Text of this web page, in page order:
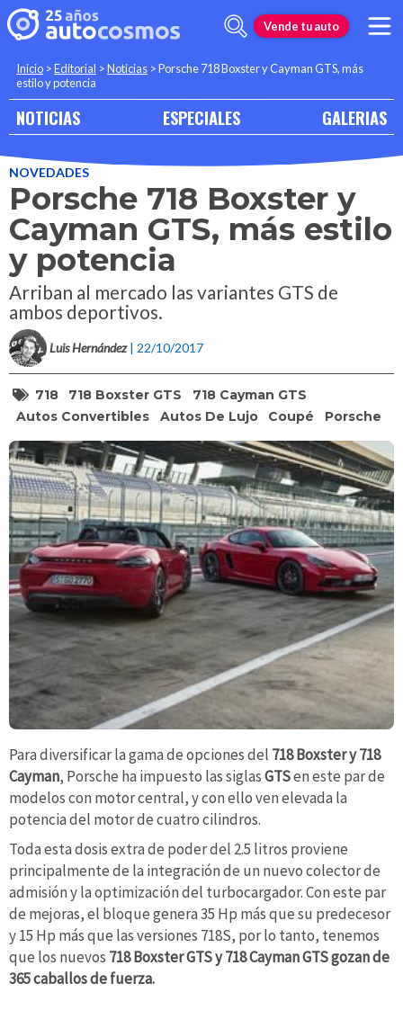
Vende tu auto
Inicio >Editorial >Noticias >Porsche 718 Boxster y Cayman GTS, más
estilo y potencia
NOTICIAS ESPECIALES GALERIAS
NOVEDADES
Porsche 718 Boxster y
Cayman GTS, más estilo
y potencia
Arriban al mercado las variantes GTS de
ambos deportivos.
Luis Hernández | 22/10/2017
718 718 Boxster GTS
718 Cayman GTS
Autos Convertibles
Autos De Lujo Coupé Porsche
Para diversificar la gama de opciones del 718 Boxster y 718
Cayman, Porsche ha impuesto las siglasGTSen este par de
modelos con motor central, y con ello ven elevada la
potencia del motor de cuatro cilindros.
Toda esta dosis extra de poder del 2.5 litros proviene
principalmente de la integración de un nuevo colector de
admisión y la optimización del turbocargador. Con este par
de mejoras, el bloque genera 35 Hp más que su predecesor
y 15 Hp más que las versiones 718S, por lo tanto, tenemos
que los nuevos 718 Boxster GTS y 718 Cayman GTS gozan de
365 caballos de fuerza.